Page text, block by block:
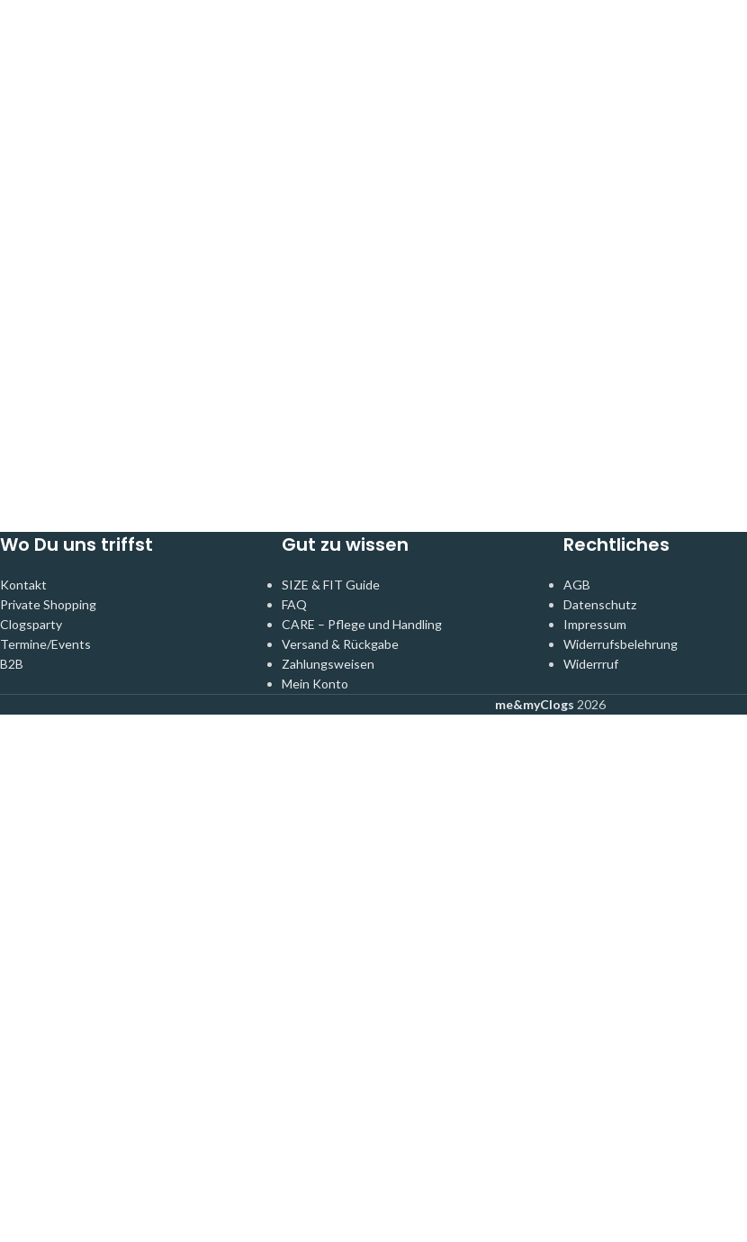
Wo Du uns triffst
Kontakt
Private Shopping
Clogsparty
Termine/Events
B2B
Gut zu wissen
SIZE & FIT Guide
FAQ
CARE – Pflege und Handling
Versand & Rückgabe
Zahlungsweisen
Mein Konto
Rechtliches
AGB
Datenschutz
Impressum
Widerrufsbelehrung
Widerrruf
me&myClogs 2026